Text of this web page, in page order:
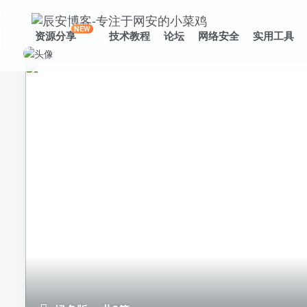
资源分享NEW 技术教程 论坛 网络安全 实用工具